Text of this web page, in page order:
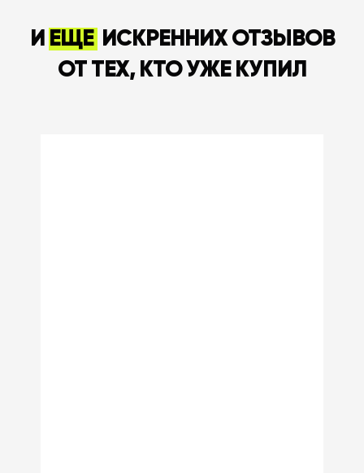
И ЕЩЕ ИСКРЕННИХ ОТЗЫВОВ
ОТ ТЕХ, КТО УЖЕ КУПИЛ